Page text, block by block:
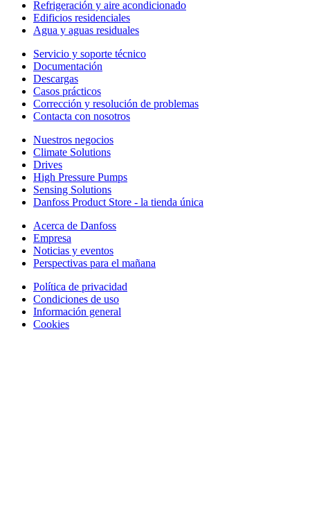
Refrigeración y aire acondicionado
Edificios residenciales
Agua y aguas residuales
Servicio y soporte técnico
Documentación
Descargas
Casos prácticos
Corrección y resolución de problemas
Contacta con nosotros
Nuestros negocios
Climate Solutions
Drives
High Pressure Pumps
Sensing Solutions
Danfoss Product Store - la tienda única
Acerca de Danfoss
Empresa
Noticias y eventos
Perspectivas para el mañana
Política de privacidad
Condiciones de uso
Información general
Cookies